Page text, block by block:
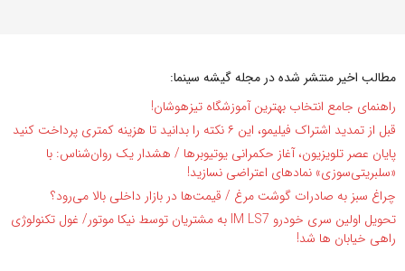
مطالب اخیر منتشر شده در مجله گیشه سینما:
راهنمای جامع انتخاب بهترین آموزشگاه تیزهوشان!
قبل از تمدید اشتراک فیلیمو، این ۶ نکته را بدانید تا هزینه کمتری پرداخت کنید
پایان عصر تلویزیون، آغاز حکمرانی یوتیوبرها / هشدار یک روان‌شناس: با
«سلبریتی‌سوزی» نمادهای اعتراضی نسازید!
چراغ سبز به صادرات گوشت مرغ / قیمت‌ها در بازار داخلی بالا می‌رود؟
تحویل اولین سری خودرو IM LS7 به مشتریان توسط نیکا موتور/ غول تکنولوژی
راهی خیابان ها شد!